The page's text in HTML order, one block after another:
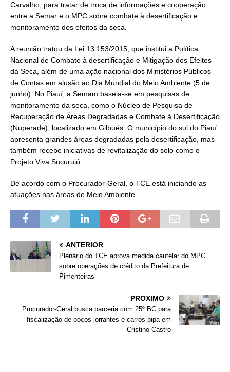
Carvalho, para tratar de troca de informações e cooperação
entre a Semar e o MPC sobre combate à desertificação e
monitoramento dos efeitos da seca.
A reunião tratou da Lei 13.153/2015, que institui a Política
Nacional de Combate à desertificação e Mitigação dos Efeitos
da Seca, além de uma ação nacional dos Ministérios Públicos
de Contas em alusão ao Dia Mundial do Meio Ambiente (5 de
junho). No Piauí, a Semam baseia-se em pesquisas de
monitoramento da seca, como o Núcleo de Pesquisa de
Recuperação de Áreas Degradadas e Combate à Desertificação
(Nuperade), localizado em Gilbués. O município do sul do Piauí
apresenta grandes áreas degradadas pela desertificação, mas
também recebe iniciativas de revitalização do solo como o
Projeto Viva Sucuruiú.
De acordo com o Procurador-Geral, o TCE está iniciando as
atuações nas áreas de Meio Ambiente.
ANTERIOR
Plenário do TCE aprova medida cautelar do MPC
sobre operações de crédito da Prefeitura de
Pimenteiras
PRÓXIMO
Procurador-Geral busca parceria com 25º BC para
fiscalização de poços jorrantes e carros-pipa em
Cristino Castro